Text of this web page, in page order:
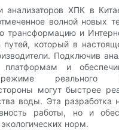
анализаторов ХПК в
волной новых
трансформацию и
который в
Подключив
и
реального
могут быстрее
воды. Эта разработка
работы, но и
норм.